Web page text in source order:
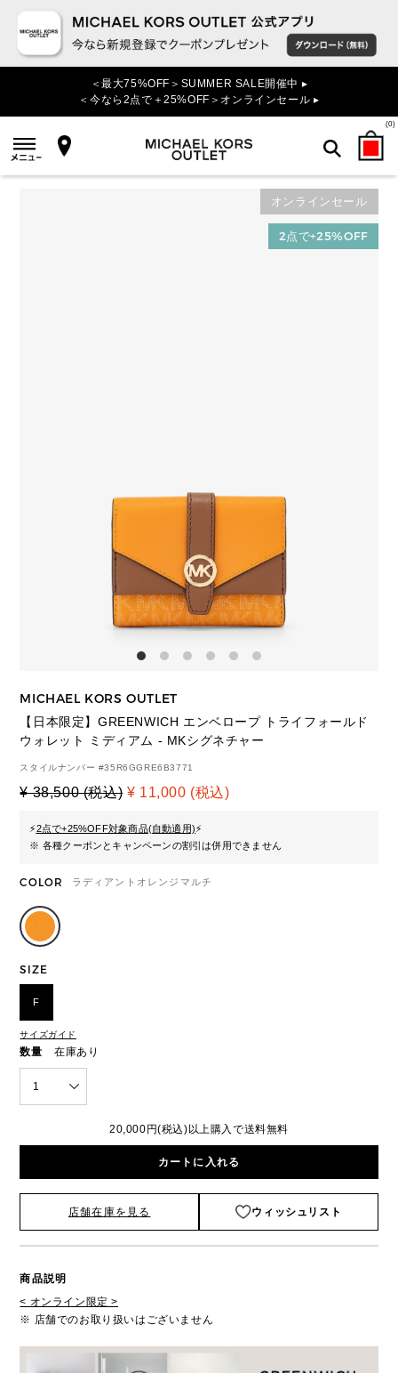
＜最大75%OFF＞SUMMER SALE開催中 ▸
＜今なら2点で＋25%OFF＞オンラインセール ▸
(0)
検索
オンラインセール
2点で+25%OFF
MICHAEL KORS OUTLET
【日本限定】GREENWICH エンベロープ トライフォールド
ウォレット ミディアム - MKシグネチャー
スタイルナンバー #35R6GGRE6B3771
¥ 38,500 (税込) ¥ 11,000 (税込)
⚡2点で+25%OFF対象商品(自動適用)⚡
※ 各種クーポンとキャンペーンの割引は併用できません
COLOR ラディアントオレンジマルチ
SIZE
F
サイズガイド
数量 在庫あり
1
20,000円(税込)以上購入で送料無料
カートに入れる
店舗在庫を見る ウィッシュリスト
商品説明
< オンライン限定 >
※ 店舗でのお取り扱いはございません